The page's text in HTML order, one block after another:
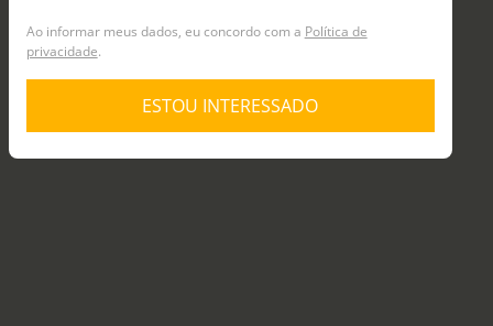
Ao informar meus dados, eu concordo com a Política de
privacidade.
ESTOU INTERESSADO